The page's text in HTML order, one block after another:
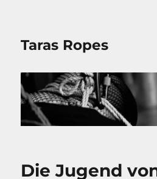
Taras Ropes
Die Jugend